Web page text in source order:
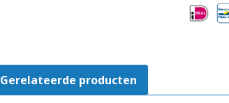
|
Timer
Gerelateerde producten